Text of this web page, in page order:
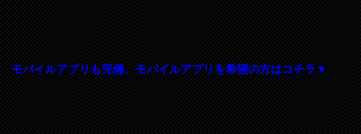
モバイルアプリも完備、モバイルアプリを希望の方はコチラ▼